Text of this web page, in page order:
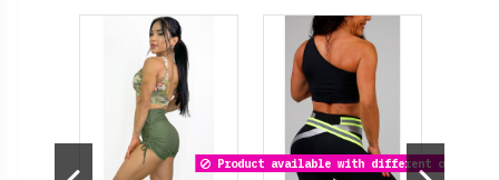
Product available with different options